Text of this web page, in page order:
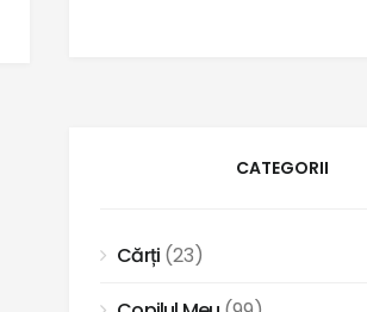
CATEGORII
Cărți (23)